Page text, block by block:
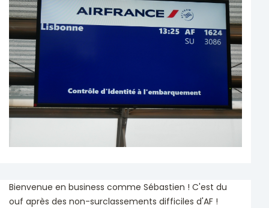
Bienvenue en business comme Sébastien ! C'est du
ouf après des non-surclassements difficiles d'AF !